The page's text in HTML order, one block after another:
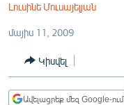
ՏՆՏԵՍՈՒԹՅՈՒՆ
ՂԱՐԱԲԱՂ
Լուսինե Մուսայելյան
մայիս 11, 2009
Կիսվել
Ավելացրեք մեզ Google-ում